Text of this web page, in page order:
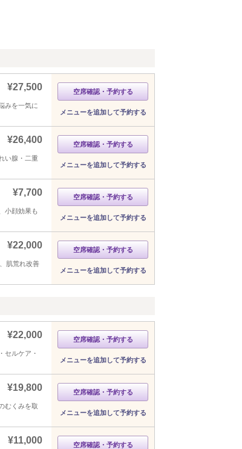
¥27,500
みを一気に
空席確認・予約する
メニューを追加して予約する
¥26,400
い腺・二重
空席確認・予約する
メニューを追加して予約する
¥7,700
小顔効果も
空席確認・予約する
メニューを追加して予約する
¥22,000
肌荒れ改善
空席確認・予約する
メニューを追加して予約する
¥22,000
セルケア・
空席確認・予約する
メニューを追加して予約する
¥19,800
むくみを取
空席確認・予約する
メニューを追加して予約する
¥11,000 空席確認・予約する